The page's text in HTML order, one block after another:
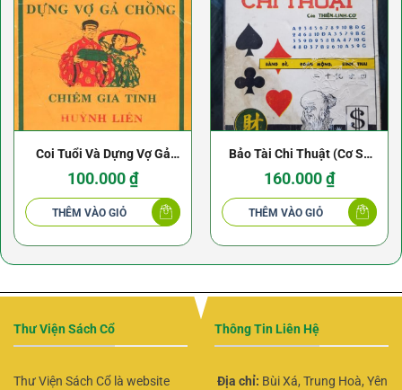
Coi Tuổi Và Dựng Vợ Gả
Chồng – Huỳnh Liên Tử
100.000₫
THÊM VÀO GIỎ
Bảo Tài Chi Thuật (Cơ Sở
Lý Thuyết Về Lô Đề) – Bùi
Xuân Triêm
160.000₫
THÊM VÀO GIỎ
Thư Viện Sách Cổ
Thư Viện Sách Cổ là website
Thông Tin Liên Hệ
Địa chỉ: Bùi Xá, Trung Hoà, Yên